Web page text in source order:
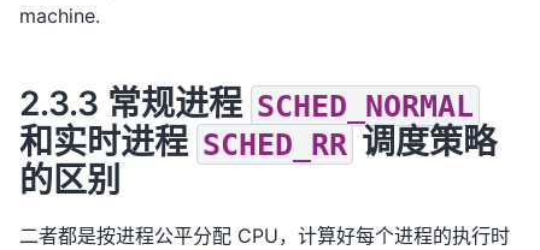
machine.
2.3.3 常规进程 SCHED_NORMAL
和实时进程 SCHED_RR 调度策略
的区别
二者都是按进程公平分配 CPU，计算好每个进程的执行时